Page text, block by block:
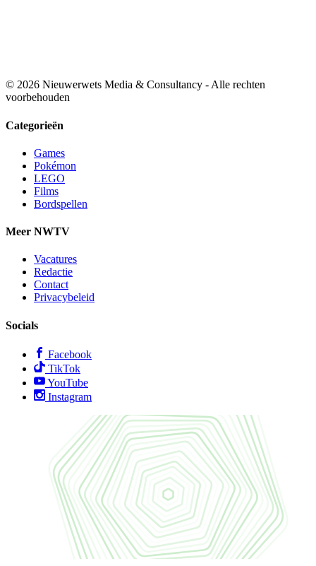
© 2026 Nieuwerwets Media & Consultancy - Alle rechten
voorbehouden
Categorieën
Games
Pokémon
LEGO
Films
Bordspellen
Meer NWTV
Vacatures
Redactie
Contact
Privacybeleid
Socials
Facebook
TikTok
YouTube
Instagram